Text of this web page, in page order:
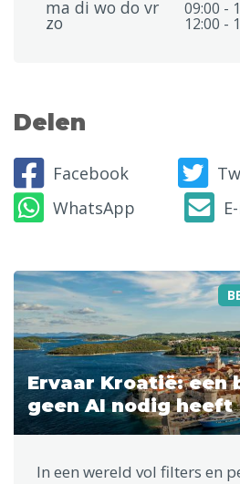
ma di wo do vr
09:00 -
zo 12:00 -
Delen
Facebook
WhatsApp
Ervaar Kroatië: een
geen AI nodig heeft
In een wereld vol filters en